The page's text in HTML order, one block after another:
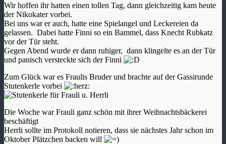
Wir hoffen ihr hatten einen tollen Tag, dann gleichzeitig kam heute
der Nikokater vorbei.
Bei uns war er auch, hatte eine Spielangel und Leckereien da
gelassen. Dabei hatte Finni so ein Bammel, dass Knecht Rubkatz
vor der Tür steht.
Gegen Abend wurde er dann ruhiger, dann klingelte es an der Tür
und panisch versteckte sich der Finni
Zum Glück war es Fraulis Bruder und brachte auf der Gassirunde
Stutenkerle vorbei
Die Woche war Frauli ganz schön mit ihrer Weihnachtsbäckerei
beschäftigt
Herrli sollte im Protokoll notieren, dass sie nächstes Jahr schon im
Oktober Plätzchen backen will